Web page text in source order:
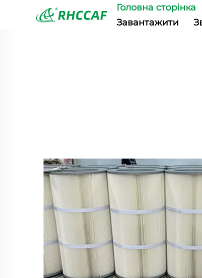
Головна сторінка
Завантажити